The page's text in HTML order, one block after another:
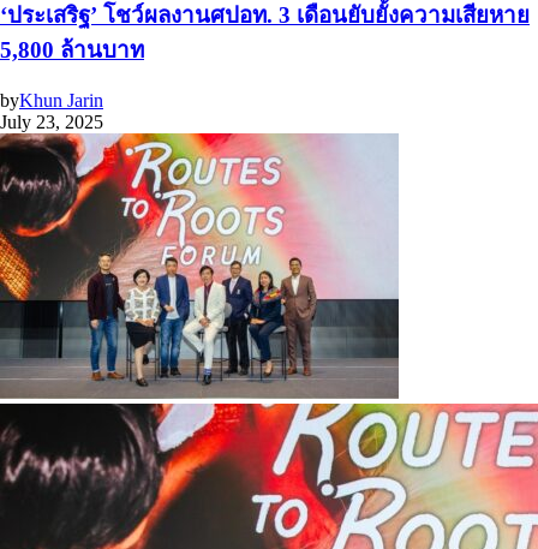
‘ประเสริฐ’ โชว์ผลงานศปอท. 3 เดือนยับยั้งความเสียหาย
5,800 ล้านบาท
byKhun Jarin
July 23, 2025